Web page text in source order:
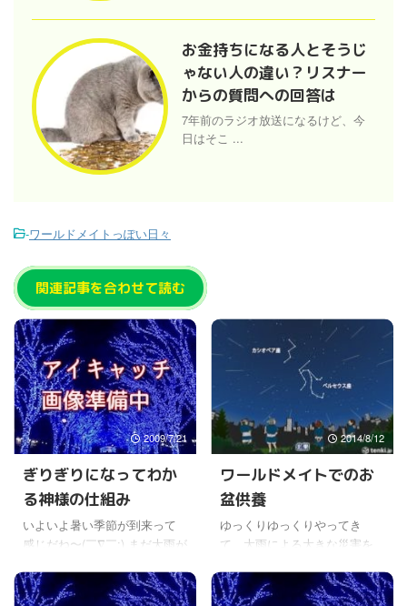
お金持ちになる人とそうじ
ゃない人の違い？リスナー
からの質問への回答は
7年前のラジオ放送になるけど、今
日はそこ ...
-ワールドメイトっぽい日々
関連記事を合わせて読む
2009/7/21
ぎりぎりになってわか
る神様の仕組み
いよいよ暑い季節が到来って
感じだね〜(￣∇￣;) まだ大雨が
から、不安定な天気では有る
けどね。 それにしてもなにか
2014/8/12
ワールドメイトでのお
盆供養
ゆっくりゆっくりやってき
て、大雨による大きな災害を
うやく温帯低気圧になった。
お盆の帰省時期に重なってし